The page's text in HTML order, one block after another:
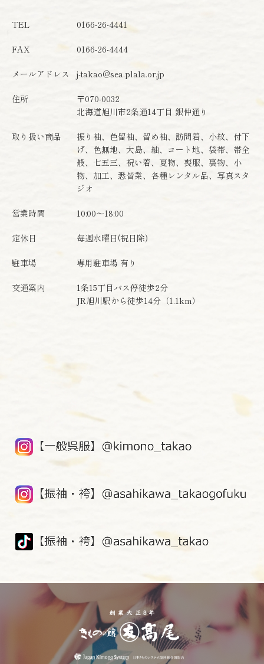
TEL 0166-26-4441
FAX 0166-26-4444
メールアドレス j-takao@sea.plala.or.jp
住所
〒070-0032
北海道旭川市2条通14丁目 銀仲通り
取り扱い商品
振り袖、色留袖、留め袖、訪問着、小紋、付下
げ、色無地、大島、紬、コート地、袋帯、帯全
般、七五三、祝い着、夏物、喪服、裏物、小
物、加工、悉皆業、各種レンタル品、写真スタ
ジオ
営業時間 10:00～18:00
定休日 毎週水曜日(祝日除)
駐車場 専用駐車場 有り
交通案内
1条15丁目バス停徒歩2分
JR旭川駅から徒歩14分（1.1km）